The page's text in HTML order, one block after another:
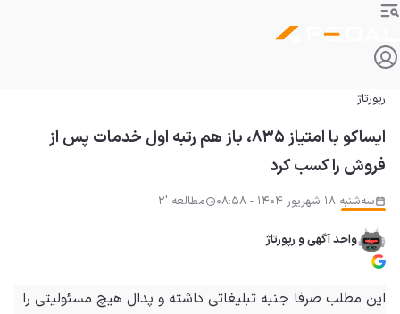
رپورتاژ
ایساکو با امتیاز ۸۳۵، باز هم رتبه اول خدمات پس از
فروش را کسب کرد
سه‌شنبه 18 شهریور 1404 - 08:58 مطالعه '2
واحد آگهی و رپورتاژ
این مطلب صرفا جنبه تبلیغاتی داشته و پدال هیچ مسئولیتی را